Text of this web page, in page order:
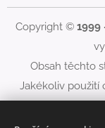
Copyright © 1999
Obsah těchto
Jakékoliv použití